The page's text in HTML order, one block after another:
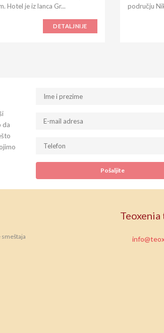
Hotel je iz lanca Gr...
DETALJNIJE
području
da
smeštaja
Teoxenia